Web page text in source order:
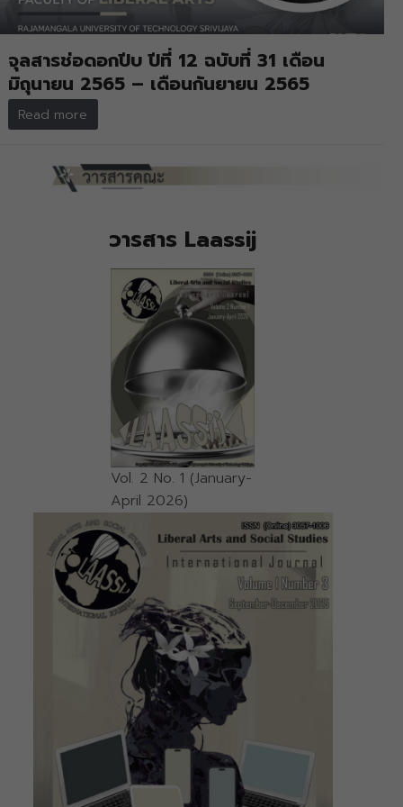
จุลสารช่อดอกปีบ ปีที่ 12 ฉบับที่ 31 เดือน
มิถุนายน 2565 – เดือนกันยายน 2565
Read more
วารสาร Laassij
Vol. 2 No. 1 (January-
April 2026)